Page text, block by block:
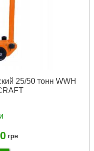
25/50 тонн WWH
грн